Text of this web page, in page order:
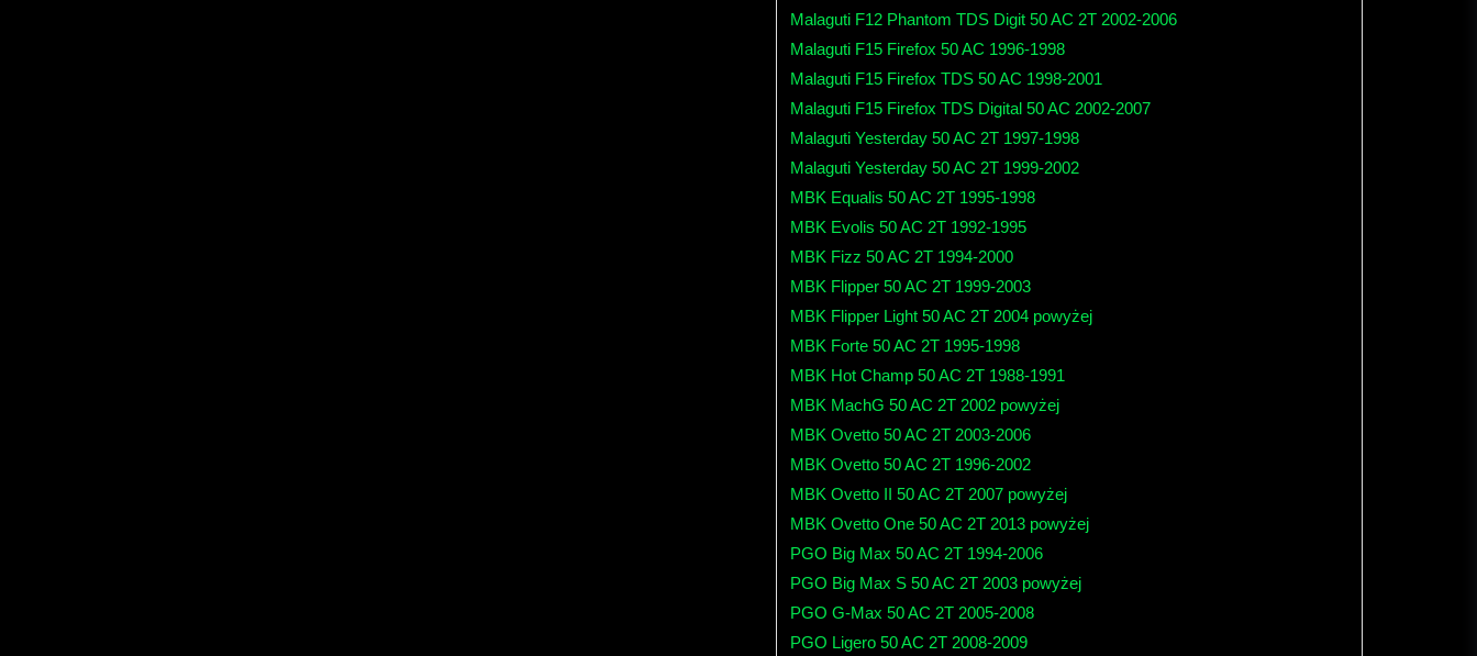
Malaguti F12 Phantom TDS Digit 50 AC 2T 2002-2006
Malaguti F15 Firefox 50 AC 1996-1998
Malaguti F15 Firefox TDS 50 AC 1998-2001
Malaguti F15 Firefox TDS Digital 50 AC 2002-2007
Malaguti Yesterday 50 AC 2T 1997-1998
Malaguti Yesterday 50 AC 2T 1999-2002
MBK Equalis 50 AC 2T 1995-1998
MBK Evolis 50 AC 2T 1992-1995
MBK Fizz 50 AC 2T 1994-2000
MBK Flipper 50 AC 2T 1999-2003
MBK Flipper Light 50 AC 2T 2004 powyżej
MBK Forte 50 AC 2T 1995-1998
MBK Hot Champ 50 AC 2T 1988-1991
MBK MachG 50 AC 2T 2002 powyżej
MBK Ovetto 50 AC 2T 2003-2006
MBK Ovetto 50 AC 2T 1996-2002
MBK Ovetto II 50 AC 2T 2007 powyżej
MBK Ovetto One 50 AC 2T 2013 powyżej
PGO Big Max 50 AC 2T 1994-2006
PGO Big Max S 50 AC 2T 2003 powyżej
PGO G-Max 50 AC 2T 2005-2008
PGO Ligero 50 AC 2T 2008-2009